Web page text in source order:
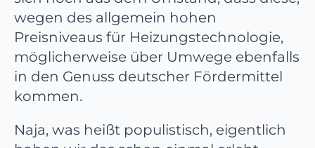
wegen des allgemein hohen
Preisniveaus für Heizungstechnologie,
möglicherweise über Umwege ebenfalls
in den Genuss deutscher Fördermittel
kommen.
Naja, was heißt populistisch, eigentlich